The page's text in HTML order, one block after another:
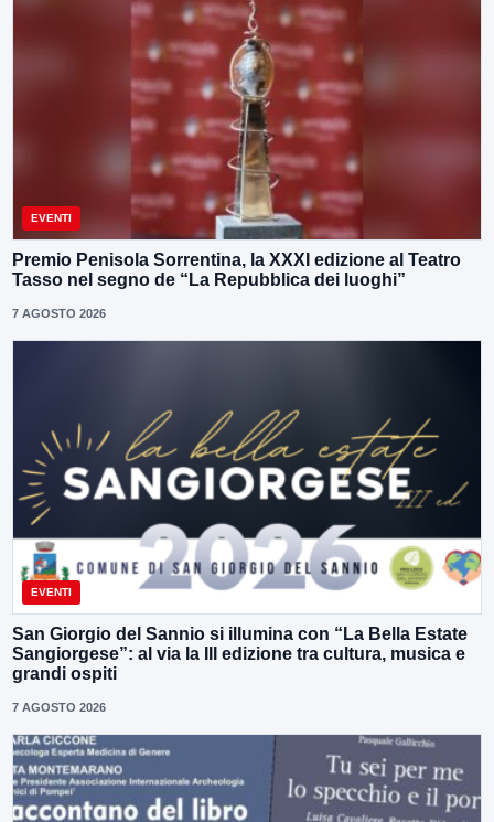
EVENTI
Premio Penisola Sorrentina, la XXXI edizione al Teatro
Tasso nel segno de “La Repubblica dei luoghi”
7 AGOSTO 2026
EVENTI
San Giorgio del Sannio si illumina con “La Bella Estate
Sangiorgese”: al via la III edizione tra cultura, musica e
grandi ospiti
7 AGOSTO 2026